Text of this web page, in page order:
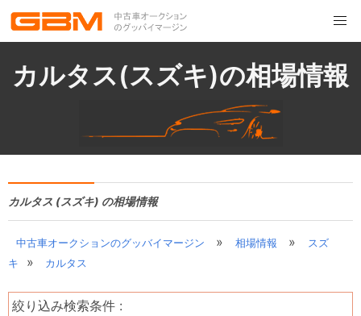
カルタス(スズキ)の相場情報
カルタス (スズキ) の相場情報
中古車オークションのグッバイマージン » 相場情報 »
スズ
キ
» カルタス
絞り込み検索条件 :